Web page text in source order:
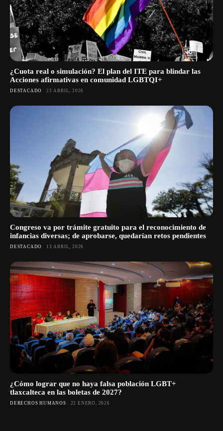
¿Cuota real o simulación? El plan del ITE para blindar las
Acciones afirmativas en comunidad LGBTQI+
DESTACADO 23 ABRIL, 2026
Congreso va por trámite gratuito para el reconocimiento de
infancias diversas; de aprobarse, quedarían retos pendientes
DESTACADO 13 ABRIL, 2026
¿Cómo lograr que no haya falsa población LGBT+
tlaxcalteca en las boletas de 2027?
DERECHOS HUMANOS 22 ENERO, 2026